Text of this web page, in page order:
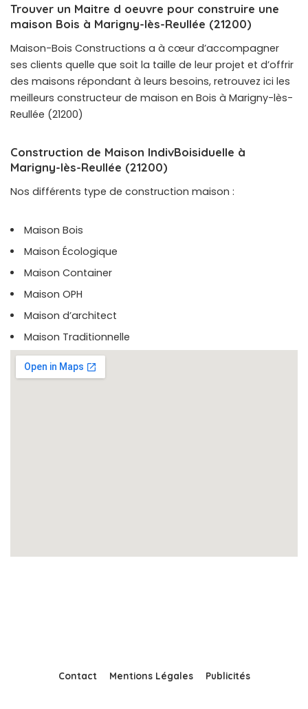
Trouver un Maitre d oeuvre pour construire une
maison Bois à Marigny-lès-Reullée (21200)
Maison-Bois Constructions a à cœur d’accompagner
ses clients quelle que soit la taille de leur projet et d’offrir
des maisons répondant à leurs besoins, retrouvez ici les
meilleurs constructeur de maison en Bois à Marigny-lès-
Reullée (21200)
Construction de Maison IndivBoisiduelle à
Marigny-lès-Reullée (21200)
Nos différents type de construction maison :
Maison Bois
Maison Écologique
Maison Container
Maison OPH
Maison d’architect
Maison Traditionnelle
Contact Mentions Légales Publicités